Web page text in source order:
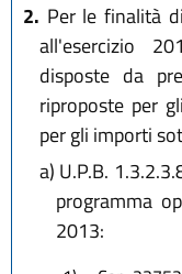
2. Per le finalità
all'esercizio
disposte da
riproposte per
per gli importi
a) U.P.B.
programma
2013: